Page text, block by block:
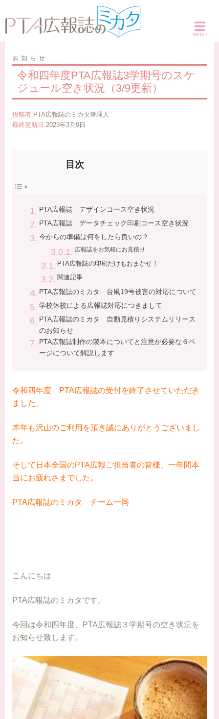
ン
ン
お知らせ
令和四年度PTA広報誌3学期号のスケ
ジュール空き状況（3/9更新）
投稿者: PTA広報誌のミカタ管理人
最終更新日:2023年3月9日
目次
PTA広報誌 デザインコース空き状況
PTA広報誌 データチェック印刷コース空き状況
今からの準備は何をしたら良いの？
広報誌をお気軽にお見積り
PTA広報誌の印刷だけもおまかせ！
関連記事
PTA広報誌のミカタ 台風19号被害の対応について
学校休校による広報誌対応につきまして
PTA広報誌のミカタ 自動見積りシステムリリース
のお知らせ
PTA広報誌制作の製本についてと注意が必要な６ペ
ージについて解説します
令和四年度 PTA広報誌の受付を終了させていただき
ました。
本年も沢山のご利用を頂き誠にありがとうございまし
た。
そして日本全国のPTA広報ご担当者の皆様、一年間本
当にお疲れさまでした。
PTA広報誌のミカタ チーム一同
こんにちは
PTA広報誌のミカタです。
今回は令和四年度、PTA広報誌３学期号の空き状況を
お知らせ致します。